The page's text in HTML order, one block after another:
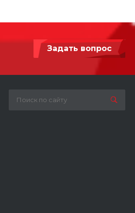
Задать вопрос